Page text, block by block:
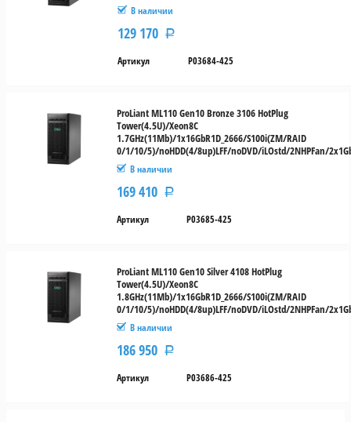
В наличии
129 170 Р
Артикул P03684-425
ProLiant ML110 Gen10 Bronze 3106 HotPlug
Tower(4.5U)/Xeon8C
1.7GHz(11Mb)/1x16GbR1D_2666/S100i(ZM/RAID
0/1/10/5)/noHDD(4/8up)LFF/noDVD/iLOstd/2NHPFan/
В наличии
169 410 Р
Артикул P03685-425
ProLiant ML110 Gen10 Silver 4108 HotPlug
Tower(4.5U)/Xeon8C
1.8GHz(11Mb)/1x16GbR1D_2666/S100i(ZM/RAID
0/1/10/5)/noHDD(4/8up)LFF/noDVD/iLOstd/2NHPFan/
В наличии
186 950 Р
Артикул P03686-425